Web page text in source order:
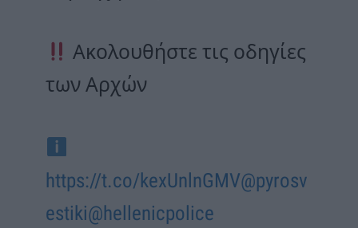
Ακολουθήστε τις οδηγίες
των Αρχών
https://t.co/kexUnlnGMV@pyrosv
estiki@hellenicpolice